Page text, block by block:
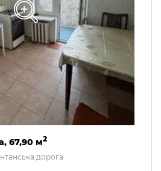
67,90 м2
дорога